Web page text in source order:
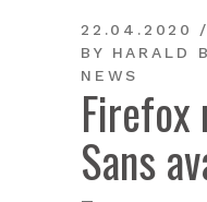
22.04.2020
BY
HARALD
NEWS
Firefox
Sans